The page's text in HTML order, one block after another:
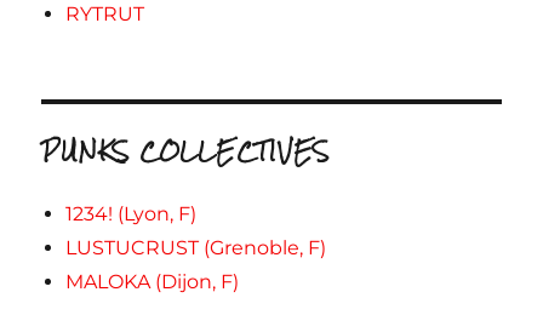
RYTRUT
PUNKS COLLECTIVES
1234! (Lyon, F)
LUSTUCRUST (Grenoble, F)
MALOKA (Dijon, F)